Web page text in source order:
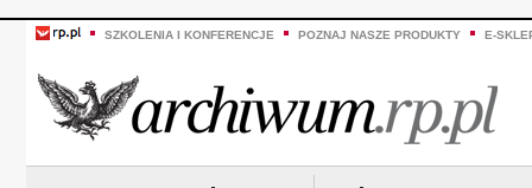
SZKOLENIA I KONFERENCJE POZNAJ NASZE PRODUKTY E-